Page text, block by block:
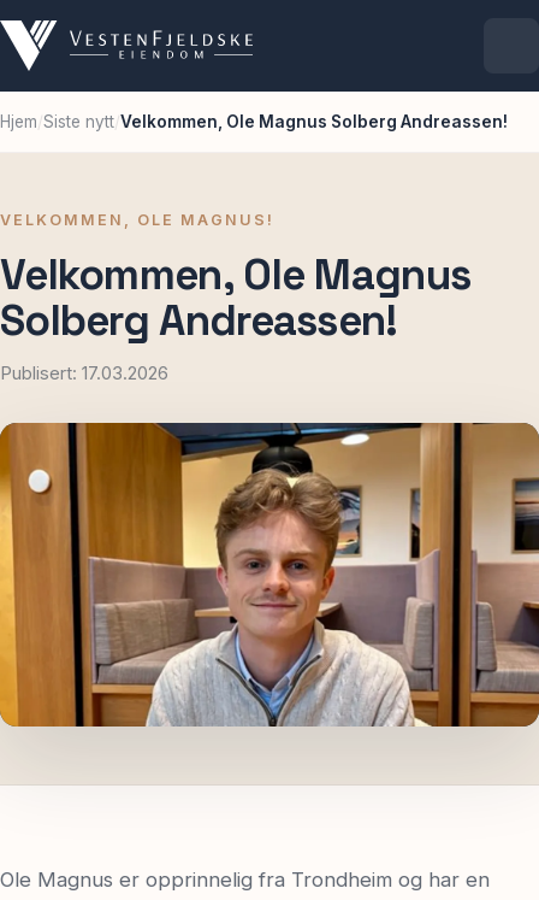
Eiendommer
Ledige lokaler
For leietakere
Aktuelt
Kontakt
Spør oss
Hjem/Siste nytt/Velkommen, Ole Magnus Solberg Andreassen!
VELKOMMEN, OLE MAGNUS!
Velkommen, Ole Magnus
Solberg Andreassen!
Publisert: 17.03.2026
Ole Magnus er opprinnelig fra Trondheim og har en